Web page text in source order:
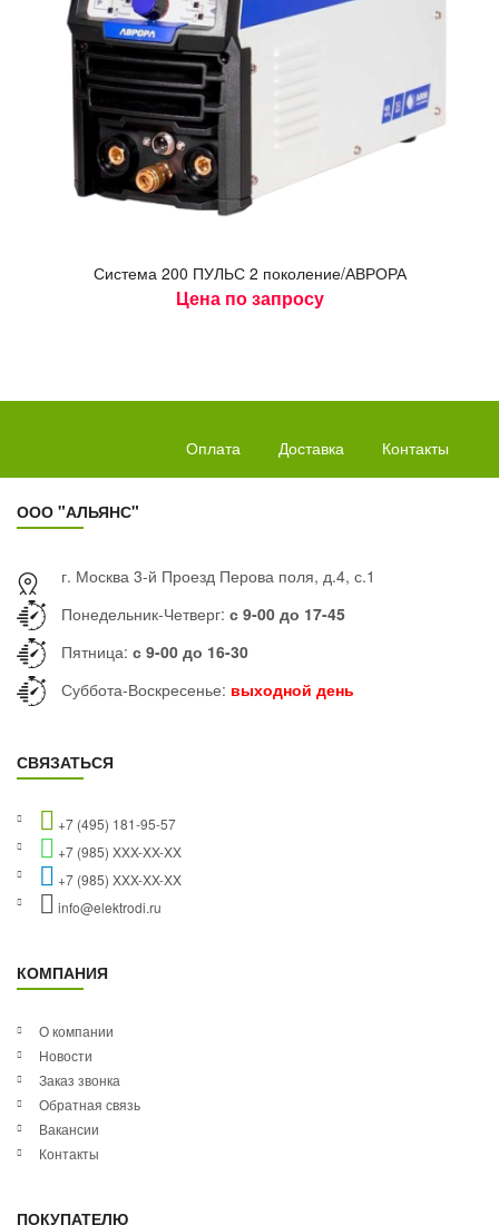
Сис­те­ма 200 ПУЛЬС 2 по­коле­ние/АВ­РО­РА
Цена по запросу
Оплата Доставка Контакты
ООО "АЛЬЯНС"
г. Москва 3-й Проезд Перова поля, д.4, с.1
Понедельник-Четверг: с 9-00 до 17-45
Пятница: с 9-00 до 16-30
Суббота-Воскресенье: выходной день
СВЯЗАТЬСЯ
+7 (495) 181-95-57
+7 (985) XXX-XX-XX
+7 (985) XXX-XX-XX
info@elektrodi.ru
КОМПАНИЯ
О компании
Новости
Заказ звонка
Обратная связь
Вакансии
Контакты
ПОКУПАТЕЛЮ